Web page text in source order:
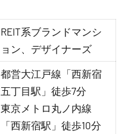
REIT系ブランドマンシ
ョン、デザイナーズ
都営大江戸線「西新宿
五丁目駅」徒歩7分
東京メトロ丸ノ内線
「西新宿駅」徒歩10分